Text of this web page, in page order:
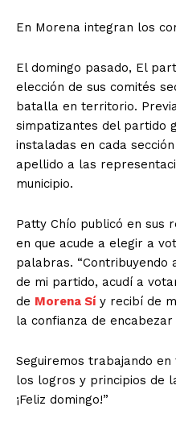
En Morena integran los
El domingo pasado, El
elección de sus comités
batalla en territorio.
simpatizantes del partido
instaladas en cada
apellido a las
municipio.
Patty Chío publicó en sus
en que acude a elegir a
palabras. “
de mi partido, acudí a
de Morena Síy recibí de
la confianza de encabezar
Seguiremos trabajando
los logros y principios de
¡Feliz domingo!”